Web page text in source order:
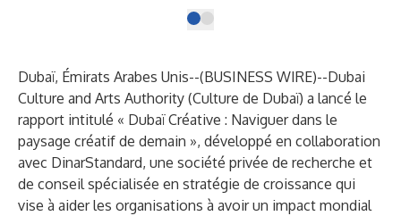
Dubaï, Émirats Arabes Unis--(BUSINESS WIRE)--Dubai
Culture and Arts Authority (Culture de Dubaï) a lancé le
rapport intitulé « Dubaï Créative : Naviguer dans le
paysage créatif de demain », développé en collaboration
avec DinarStandard, une société privée de recherche et
de conseil spécialisée en stratégie de croissance qui
vise à aider les organisations à avoir un impact mondial